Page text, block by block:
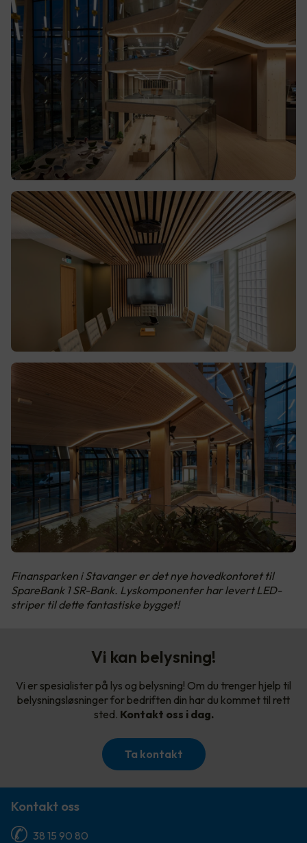
Finansparken i Stavanger er det nye hovedkontoret til
SpareBank 1 SR-Bank. Lyskomponenter har levert LED-
striper til dette fantastiske bygget!
Vi kan belysning!
Vi er spesialister på lys og belysning! Om du trenger hjelp til
belysningsløsninger for bedriften din har du kommet til rett
sted. Kontakt oss i dag.
Ta kontakt
Kontakt oss
38 15 90 80